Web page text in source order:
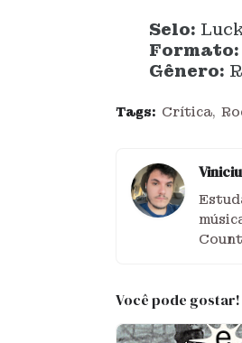
Selo:
Formato:
Gênero:
Tags: Crítica
Você pode gostar!